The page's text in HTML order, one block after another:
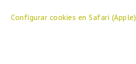
Configurar cookies en Safari (Apple)